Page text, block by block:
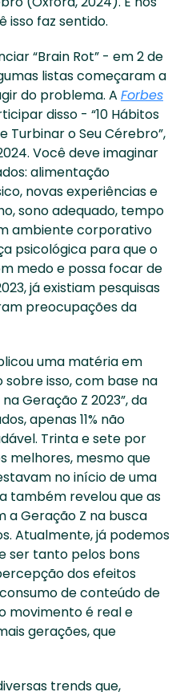
isso faz sentido.
“Brain Rot” - em 2 de
listas começaram a
do problema. A Forbes
disso - “10 Hábitos
Turbinar o Seu Cérebro”,
Você deve imaginar
alimentação
novas experiências e
sono adequado, tempo
ambiente corporativo
psicológica para que o
medo e possa focar de
já existiam pesquisas
preocupações da
uma matéria em
isso, com base na
Geração Z 2023”, da
apenas 11% não
Trinta e sete por
melhores, mesmo que
no início de uma
também revelou que as
a Geração Z na busca
Atualmente, já podemos
ser tanto pelos bons
dos efeitos
de conteúdo de
movimento é real e
gerações, que
trends que,